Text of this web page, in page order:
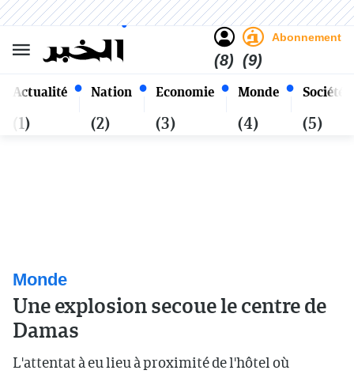
Actualité
(1)
Nation
(2)
Economie
(3)
Monde
(4)
Société
(5)
(8)
Abonnement
(9)
Vendredi 23 Safar 1448 - 07
Août 2026
Alger
Monde
Une explosion secoue le centre de
Damas
L'attentat à eu lieu à proximité de l'hôtel où